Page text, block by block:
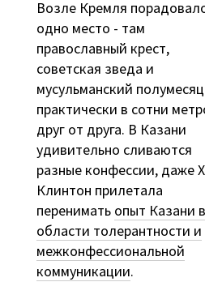
Возле Кремля
одно место - там
православный крест,
советская зведа и
мусульманский полумесяц
практически в сотни
друг от друга. В Казани
удивительно сливаются
разные конфессии, даже
Клинтон прилетала
перенимать опыт Казани в
области толерантности и
межконфессиональной
коммуникации.